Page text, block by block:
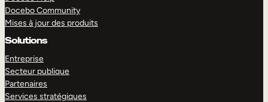
Docebo Community
Mises à jour des produits
Solutions
Entreprise
Secteur publique
Partenaires
Services stratégiques